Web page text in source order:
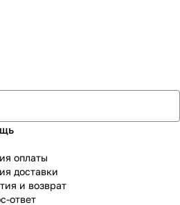
оплаты
доставки
и возврат
ответ